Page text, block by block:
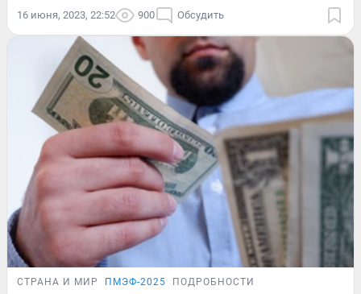
16 июня, 2023, 22:52 900 Обсудить
СТРАНА И МИР ПМЭФ-2025 ПОДРОБНОСТИ